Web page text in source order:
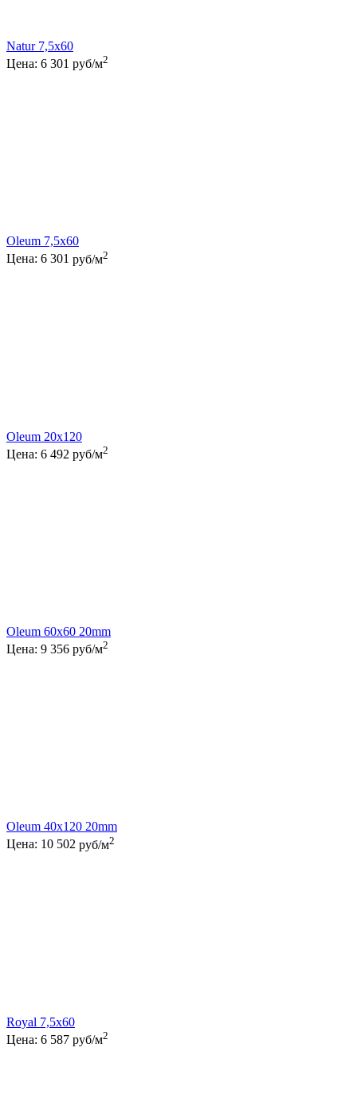
Natur 7,5x60
Цена: 6 301 руб/м2
Oleum 7,5x60
Цена: 6 301 руб/м2
Oleum 20x120
Цена: 6 492 руб/м2
Oleum 60x60 20mm
Цена: 9 356 руб/м2
Oleum 40x120 20mm
Цена: 10 502 руб/м2
Royal 7,5x60
Цена: 6 587 руб/м2